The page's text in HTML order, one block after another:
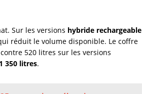
Sur les versions hybride rechargeable
réduit le volume disponible. Le coffre
520 litres sur les versions
1 350 litres.